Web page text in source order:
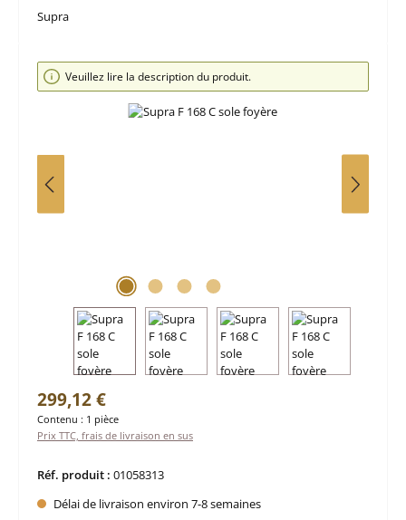
Supra
Ignorer la galerie d'images
Veuillez lire la description du produit.
Prix régulier :
299,12 €
Contenu : 1 pièce
Prix TTC, frais de livraison en sus
Réf. produit : 01058313
Délai de livraison environ 7-8 semaines